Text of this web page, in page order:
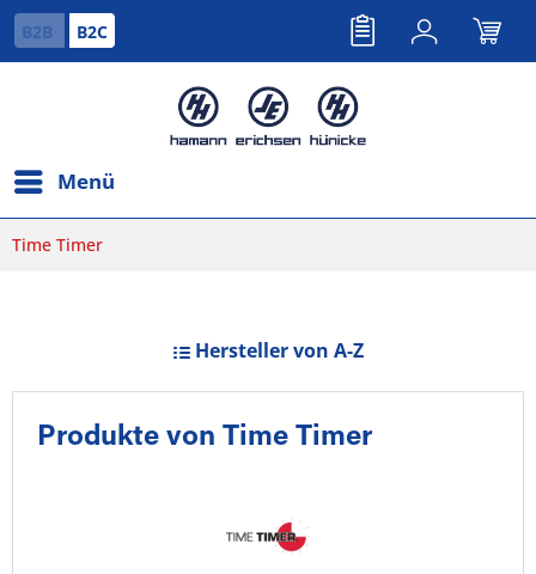
B2B B2C
Menü
Time Timer
Hersteller von A-Z
Produkte von Time Timer